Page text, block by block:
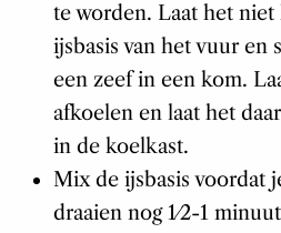
te worden. Laat het niet
ijsbasis van het vuur en
een zeef in een kom.
afkoelen en laat het
in de koelkast.
Mix de ijsbasis voordat
draaien nog 1⁄2-1